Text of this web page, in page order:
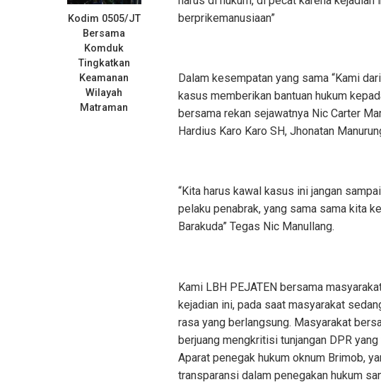
Kodim 0505/JT
Bersama
Komduk
Tingkatkan
Keamanan
Wilayah
Matraman
berprikemanusiaan”
Dalam kesempatan yang sama “Kami
kasus memberikan bantuan hukum
bersama rekan sejawatnya Nic Carter
Hardius Karo Karo SH, Jhonatan
“Kita harus kawal kasus ini jangan
pelaku penabrak, yang sama sama kita
Barakuda” Tegas Nic Manullang.
Kami LBH PEJATEN bersama
kejadian ini, pada saat masyarakat
rasa yang berlangsung. Masyarakat
berjuang mengkritisi tunjangan DPR
Aparat penegak hukum oknum Brimob,
transparansi dalam penegakan hukum